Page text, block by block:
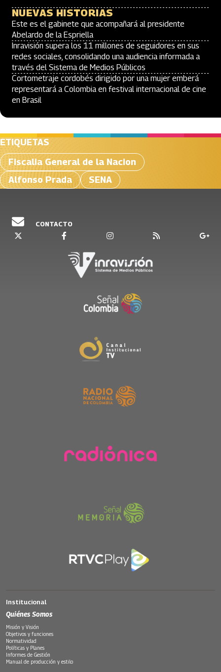
NUEVAS HISTORIAS
Este es el gabinete que acompañará al presidente
Abelardo de la Espriella
Inravisión supera los 11 millones de seguidores en sus
redes sociales, consolidando una audiencia informada a
través del Sistema de Medios Públicos
Cortometraje cordobés dirigido por una mujer emberá
representará a Colombia en festival internacional de cine
en Brasil
ETIQUETAS
Fiscalia General de la Nacion
Alfonso Prada
SENA
CONTACTO
Institucional
Quiénes Somos
Misión y Visión
Objetivos y funciones
Normatividad
Políticas y Planes
Informes de Gestión
Manual de producción y estilo